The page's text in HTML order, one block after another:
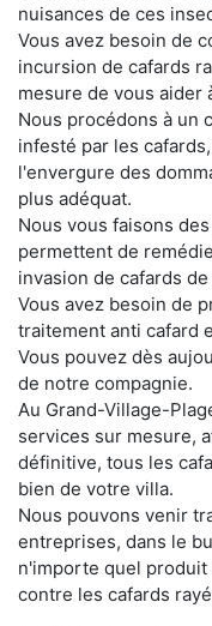
nuisances de ces
Vous avez besoin de
incursion de cafards
mesure de vous aider
Nous procédons à un
infesté par les
l'envergure des
plus adéquat.
Nous vous faisons
permettent de
invasion de cafards
Vous avez besoin de
traitement anti cafard
Vous pouvez dès
de notre compagnie.
Au Grand-Village-
services sur mesure,
définitive, tous les
bien de votre villa.
Nous pouvons venir
entreprises, dans le
n'importe quel
contre les cafards